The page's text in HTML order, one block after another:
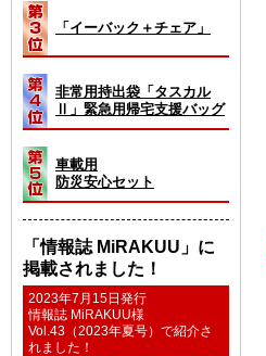
「イーバック＋チェア」
非常用持出袋「タスカル
Ⅱ」緊急用帰宅支援バッグ
車載用
防災安心セット
「情報誌 MiRAKUU」に
掲載されました！
2023年7月15日発行
情報誌 MiRAKUU様
Vol.43（2023年夏号）で紹介さ
れました！